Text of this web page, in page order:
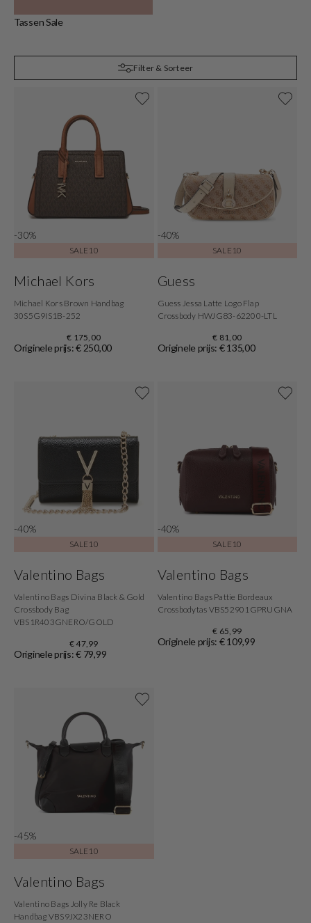
Tassen Sale
Filter & Sorteer
-30%
SALE10
Michael Kors
Michael Kors Brown Handbag
30S5G9IS1B-252
€ 175,00
Originele prijs: € 250,00
-40%
SALE10
Guess
Guess Jessa Latte Logo Flap
Crossbody HWJG83-62200-LTL
€ 81,00
Originele prijs: € 135,00
-40%
SALE10
Valentino Bags
Valentino Bags Divina Black & Gold
Crossbody Bag
VBS1R403GNERO/GOLD
€ 47,99
Originele prijs: € 79,99
-40%
SALE10
Valentino Bags
Valentino Bags Pattie Bordeaux
Crossbodytas VBS52901GPRUGNA
€ 65,99
Originele prijs: € 109,99
-45%
SALE10
Valentino Bags
Valentino Bags Jolly Re Black
Handbag VBS9JX23NERO